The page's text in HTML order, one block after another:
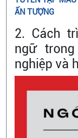
ẤN TƯỢNG
2. Cách
ngữ
nghiệp và